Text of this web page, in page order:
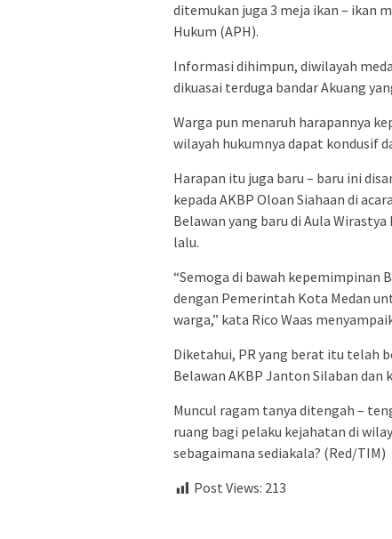
ditemukan juga 3 meja ikan – ikan
Hukum (APH).
Informasi dihimpun, diwilayah
dikuasai terduga bandar Akuang
Warga pun menaruh harapannya
wilayah hukumnya dapat kondusif
Harapan itu juga baru – baru ini
kepada AKBP Oloan Siahaan di
Belawan yang baru di Aula
lalu.
“Semoga di bawah kepemimpinan
dengan Pemerintah Kota Medan
warga,” kata Rico Waas
Diketahui, PR yang berat itu telah
Belawan AKBP Janton Silaban dan
Muncul ragam tanya ditengah –
ruang bagi pelaku kejahatan di
sebagaimana sediakala? (Red/TIM)
Post Views: 213